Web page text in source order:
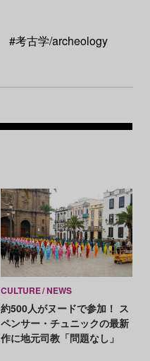
#考古学/archeology
CULTURE NEWS
約500人がヌードで参加！ ス
ペンサー・チュニックの最新
作に地元司教「問題なし」